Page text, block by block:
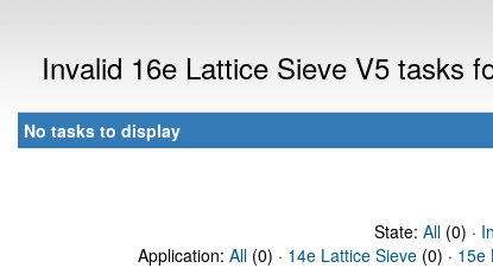
Invalid 16e Lattice Sieve V5 tasks
No tasks to display
State: All(0) ·
Application: All (0) · 14e Lattice Sieve (0) · 15e